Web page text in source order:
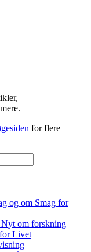
for flere
og om Smag for
Nyt om forskning
Livet